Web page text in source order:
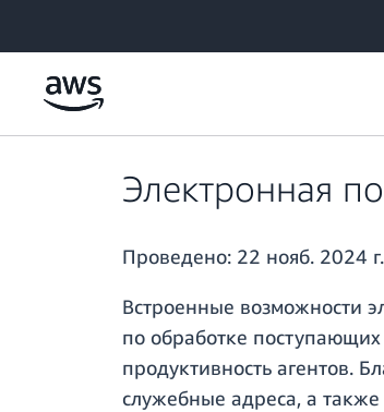
Электронная
Проведено: 22 нояб. 2024 г.
Встроенные возможности
по обработке
продуктивность агентов.
служебные адреса, а